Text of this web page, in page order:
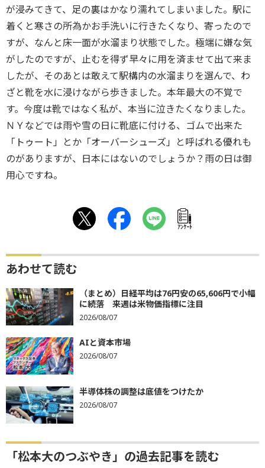
が浸みてきて、足の裏はかなり濡れてしまいました。駅に
着くと寒さの所為かお手洗いに行きたくなり、寄ったので
すが、なんと床一面が水溜まり状態でした。極端に嫌な気
がしたのですが、止むを得ず早々に用を済ませて出て来ま
したが、そのあとは敢えて駅構内の水溜まりを選んで、わ
ざと靴を水に浸けながら歩きました。本年最大の不覚で
す。今度は靴ではなく私が、本当に泣きたくなりました。
ＮＹなどでは雨や雪の日に靴底に付ける、ゴムで出来た
「トゥート」とか「オーバーシューズ」と呼ばれる優れも
のがありますが、日本にはないのでしょうか？雨の日は御
用心ですね。
ｱﾝｹｰﾄ
あわせて読む
（まとめ）日経平均は76円安の65,606円で小幅
に続落 来週は米物価指標に注目
2026/08/07
AIと資本市場
2026/08/07
半導体株の調整は底値をつけたか
2026/08/07
「松本大のつぶやき」の過去記事を読む